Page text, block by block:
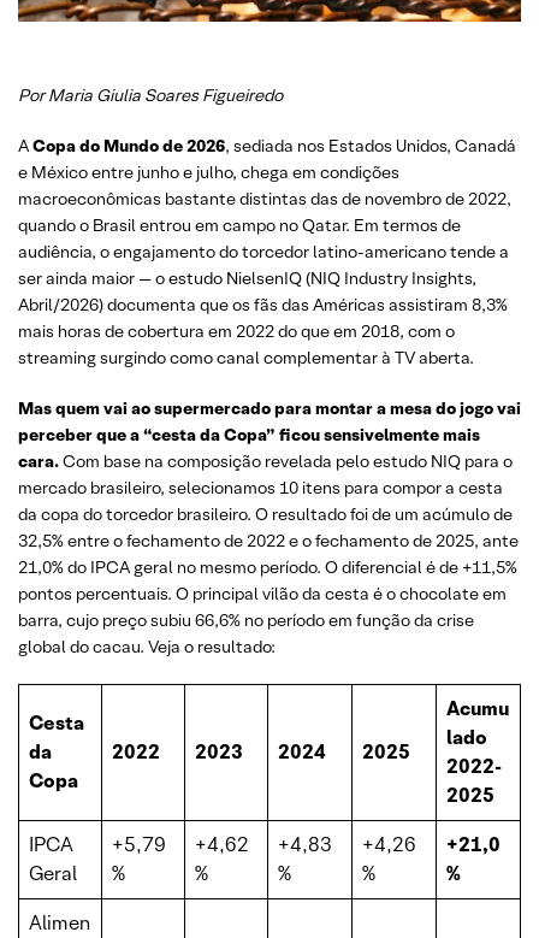
Por Maria Giulia Soares Figueiredo
ACopa do Mundo de 2026, sediada nos Estados Unidos, Canadá
e México entre junho e julho, chega em condições
macroeconômicas bastante distintas das de novembro de 2022,
quando o Brasil entrou em campo no Qatar. Em termos de
audiência, o engajamento do torcedor latino-americano tende a
ser ainda maior — o estudo NielsenIQ (NIQ Industry Insights,
Abril/2026) documenta que os fãs das Américas assistiram 8,3%
mais horas de cobertura em 2022 do que em 2018, com o
streaming surgindo como canal complementar à TV aberta.
Mas quem vai ao supermercado para montar a mesa do jogo vai
perceber que a “cesta da Copa” ficou sensivelmente mais
cara.Com base na composição revelada pelo estudo NIQ para o
mercado brasileiro, selecionamos 10 itens para compor a cesta
da copa do torcedor brasileiro. O resultado foi de um acúmulo de
32,5% entre o fechamento de 2022 e o fechamento de 2025, ante
21,0% do IPCA geral no mesmo período. O diferencial é de +11,5%
pontos percentuais. O principal vilão da cesta é o chocolate em
barra, cujo preço subiu 66,6% no período em função da crise
global do cacau. Veja o resultado:
Cesta
da
Copa
2022 2023 2024 2025
Acumu
lado
2022-
2025
IPCA
Geral
+5,79
%
+4,62
%
+4,83
%
+4,26
%
+21,0
%
Alimen